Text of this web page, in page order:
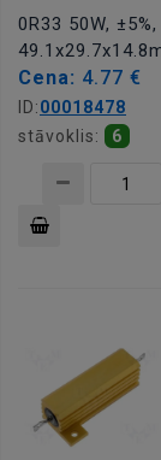
0R33 50W,
Cena: 4.77 €
ID:00018478
stāvoklis:
6